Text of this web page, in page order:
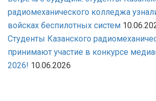
радиомеханического колледжа
войсках беспилотных систем
Студенты Казанского
принимают участие в конкурсе
2026! 10.06.2026